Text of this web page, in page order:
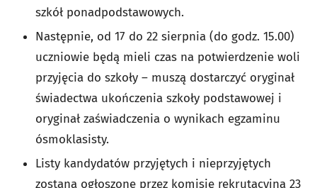
szkół ponadpodstawowych.
Następnie, od 17 do 22 sierpnia (do godz. 15.00)
uczniowie będą mieli czas na potwierdzenie woli
przyjęcia do szkoły – muszą dostarczyć oryginał
świadectwa ukończenia szkoły podstawowej i
oryginał zaświadczenia o wynikach egzaminu
ósmoklasisty.
Listy kandydatów przyjętych i nieprzyjętych
zostaną ogłoszone przez komisję rekrutacyjną 23